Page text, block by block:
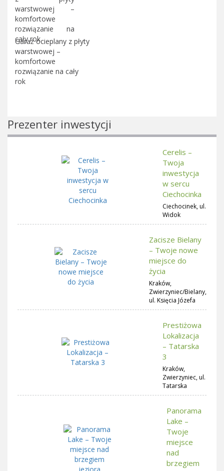
Garaż ocieplany z płyty
warstwowej –
komfortowe
rozwiązanie na cały
rok
Prezenter inwestycji
Cerelis –
Twoja
inwestycja
w sercu
Ciechocinka
Ciechocinek, ul.
Widok
Zacisze Bielany
– Twoje nowe
miejsce do
życia
Kraków,
Zwierzyniec/Bielany,
ul. Księcia Józefa
Prestiżowa
Lokalizacja
– Tatarska
3
Kraków,
Zwierzyniec, ul.
Tatarska
Panorama
Lake –
Twoje
miejsce
nad
brzegiem